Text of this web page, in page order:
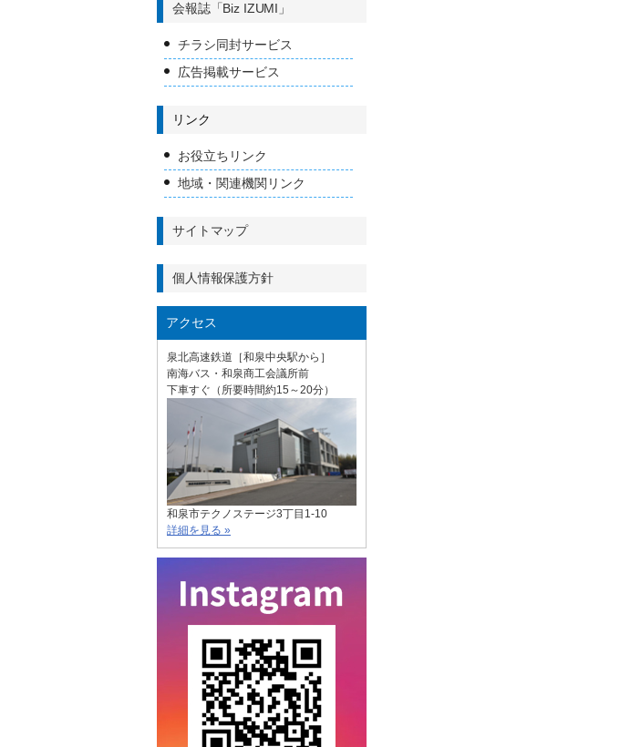
会報誌「Biz IZUMI」
チラシ同封サービス
広告掲載サービス
リンク
お役立ちリンク
地域・関連機関リンク
サイトマップ
個人情報保護方針
アクセス
泉北高速鉄道［和泉中央駅から］
南海バス・和泉商工会議所前
下車すぐ（所要時間約15～20分）
和泉市テクノステージ3丁目1-10
詳細を見る »